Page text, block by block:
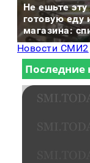
Не ешьте эту
готовую еду
магазина:
Новости СМИ2